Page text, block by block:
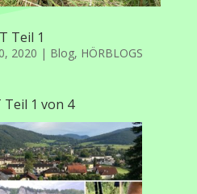
Teil 1
2020 | Blog, HÖRBLOGS
Teil 1 von 4